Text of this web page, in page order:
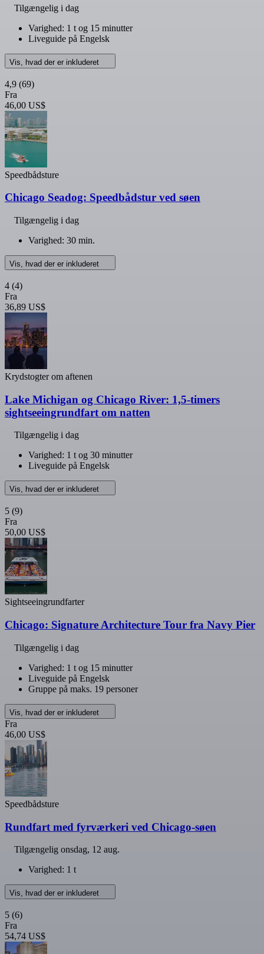
Tilgængelig i dag
Varighed: 1 t og 15 minutter
Liveguide på Engelsk
Vis, hvad der er inkluderet
4,9 (69)
Fra
46,00 US$
Speedbådsture
Chicago Seadog: Speedbådstur ved søen
Tilgængelig i dag
Varighed: 30 min.
Vis, hvad der er inkluderet
4 (4)
Fra
36,89 US$
Krydstogter om aftenen
Lake Michigan og Chicago River: 1,5-timers
sightseeingrundfart om natten
Tilgængelig i dag
Varighed: 1 t og 30 minutter
Liveguide på Engelsk
Vis, hvad der er inkluderet
5 (9)
Fra
50,00 US$
Sightseeingrundfarter
Chicago: Signature Architecture Tour fra Navy Pier
Tilgængelig i dag
Varighed: 1 t og 15 minutter
Liveguide på Engelsk
Gruppe på maks. 19 personer
Vis, hvad der er inkluderet
Fra
46,00 US$
Speedbådsture
Rundfart med fyrværkeri ved Chicago-søen
Tilgængelig onsdag, 12 aug.
Varighed: 1 t
Vis, hvad der er inkluderet
5 (6)
Fra
54,74 US$